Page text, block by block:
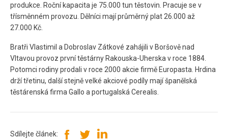
produkce. Roční kapacita je 75.000 tun těstovin. Pracuje se v
třísměnném provozu. Dělníci mají průměrný plat 26.000 až
27.000 Kč.
Bratři Vlastimil a Dobroslav Zátkové zahájili v Boršově nad
Vltavou provoz první těstárny Rakouska-Uherska v roce 1884.
Potomci rodiny prodali v roce 2000 akcie firmě Europasta. Hrdina
drží třetinu, další stejně velké akciové podíly mají španělská
těstárenská firma Gallo a portugalská Cerealis.
Sdílejte článek: